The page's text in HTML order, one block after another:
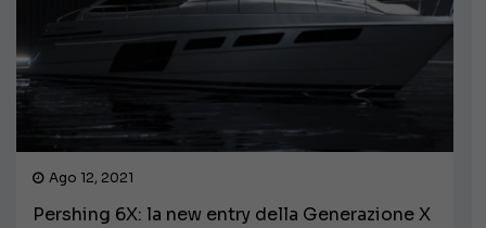
Ago 12, 2021
Pershing 6X: la new entry della Generazione X